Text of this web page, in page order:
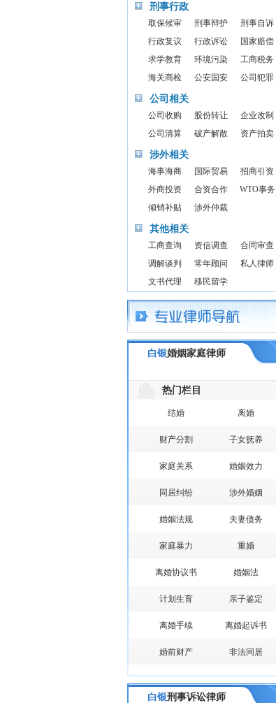
刑事行政
取保候审 刑事辩护
刑事自诉
行政复议
行政诉讼
国家赔偿
求学教育
环境污染
工商税务
海关商检
公安国安 公司犯罪
公司相关
公司收购 股份转让
企业改制
公司清算
破产解散 资产拍卖
涉外相关
海事海商 国际贸易
招商引资
外商投资
合资合作
WTO事务
倾销补贴
涉外仲裁
其他相关
工商查询 资信调查
合同审查
调解谈判
常年顾问
私人律师
文书代理
移民留学
白银婚姻家庭律师
热门栏目
结婚 离婚
财产分割 子女抚养
家庭关系 婚姻效力
同居纠纷 涉外婚姻
婚姻法规 夫妻债务
家庭暴力 重婚
离婚协议书 婚姻法
计划生育 亲子鉴定
离婚手续 离婚起诉书
婚前财产 非法同居
白银刑事诉讼律师